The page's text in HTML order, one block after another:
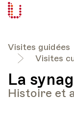
Visites guidées
Visites
La
Histoire et